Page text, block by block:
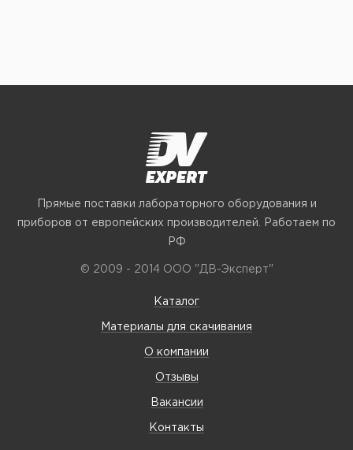
Прямые поставки лабораторного оборудования и
приборов от европейских производителей. Работаем по
РФ
© 2009 - 2014 ООО "ДВ-Эксперт"
Каталог
Материалы для скачивания
О компании
Отзывы
Вакансии
Контакты